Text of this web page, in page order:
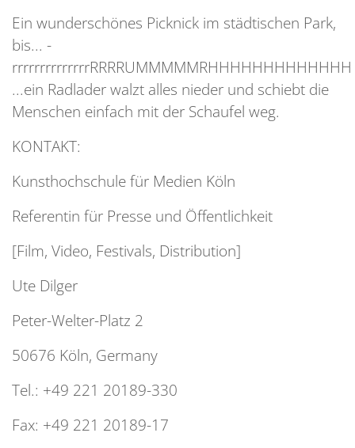
Ein wunderschönes Picknick im städtischen Park,
bis... -
rrrrrrrrrrrrrrRRRRUMMMMMRHHHHHHHHHHHHH
...ein Radlader walzt alles nieder und schiebt die
Menschen einfach mit der Schaufel weg.
KONTAKT:
Kunsthochschule für Medien Köln
Referentin für Presse und Öffentlichkeit
[Film, Video, Festivals, Distribution]
Ute Dilger
Peter-Welter-Platz 2
50676 Köln, Germany
Tel.: +49 221 20189-330
Fax: +49 221 20189-17